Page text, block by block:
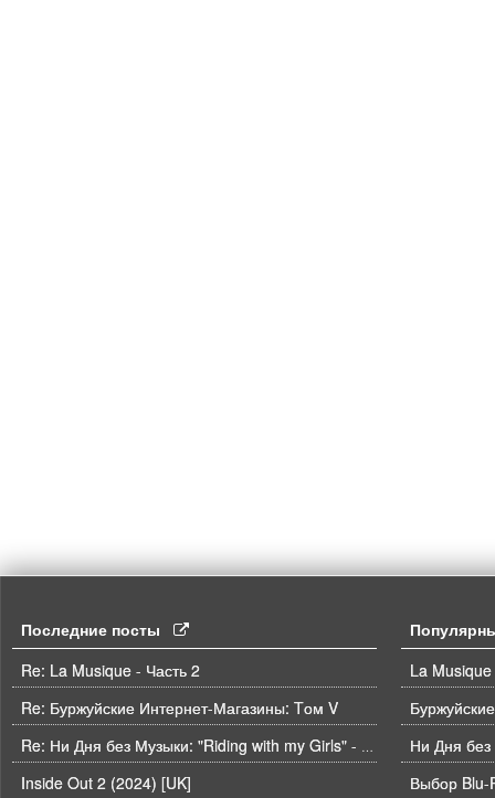
Последние посты
Re: La Musique - Часть 2
Re: Буржуйские Интернет-Магазины: Tом V
Inside Out 2 (2024) [UK]
La
Ни Дня
Выбор Blu-